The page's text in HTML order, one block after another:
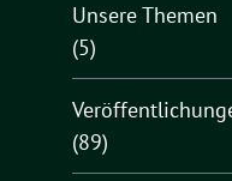
Unsere Themen
(5)
(89)